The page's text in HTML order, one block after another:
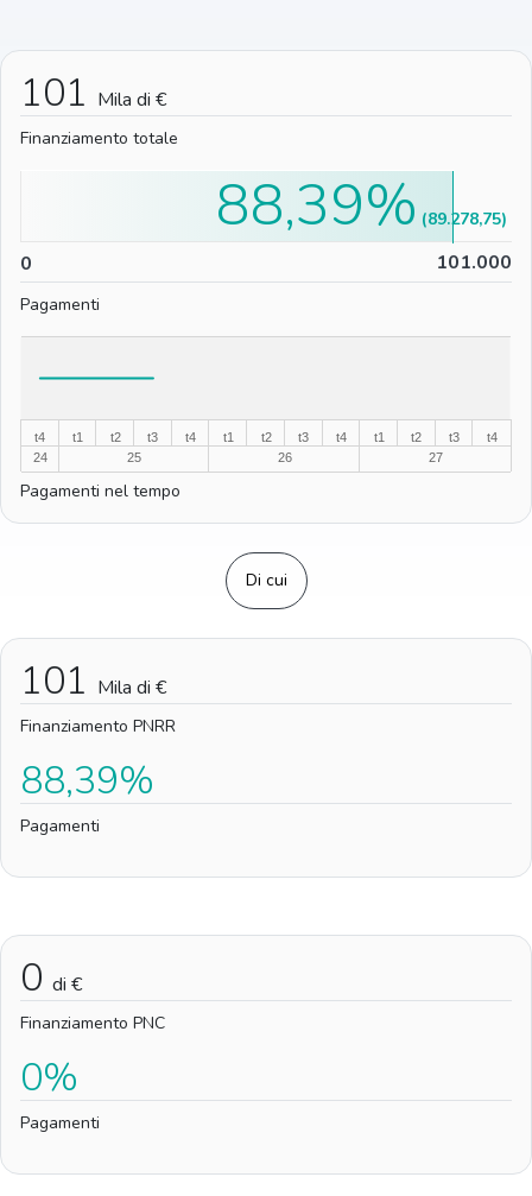
101 Mila di €
Finanziamento totale
0 101.000
88,39% (89.278,75)
Pagamenti
t4
24
t1
25
t2 t3 t4
t1
26
t2 t3 t4
t1
27
t2 t3 t4
Pagamenti nel tempo
Di cui
101 Mila di €
Finanziamento PNRR
88,39%
Pagamenti
0 di €
Finanziamento PNC
0%
Pagamenti